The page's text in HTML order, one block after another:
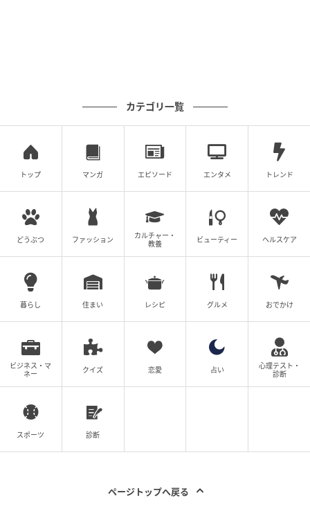
SWEETWEB.JP
青山・福岡限定：イートイン / テイクアウト ￥950
桜のシロップ漬けと桜リキュールを加えたシャンティ
ークリームを使ったショートケーキ。中には薄く切っ
たいちごがたっぷり挟まっています。桜×いちごの贅沢
な組み合わせによって、お口がとっても幸せなこと
るよう。ふんわりと感じられる上品でやさしい桜の香
りが、心地よい余韻を与えてくれる一品です。
バランスは感動級…♡
カテゴリ一覧
トップ マンガ エピソード エンタメ トレンド
どうぶつ ファッション
カルチャー・
教養
ビューティー ヘルスケア
暮らし 住まい レシピ グルメ おでかけ
ビジネス・マ
ネー
クイズ 恋愛 占い
心理テスト・
診断
スポーツ 診断
ページトップへ戻る